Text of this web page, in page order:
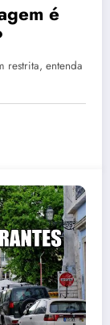
é
restrita, entenda